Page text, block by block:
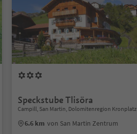
Speckstube Tlisöra
Campill, San Martin, Dolomitenregion Kronplatz
6.6 km von San Martin Zentrum